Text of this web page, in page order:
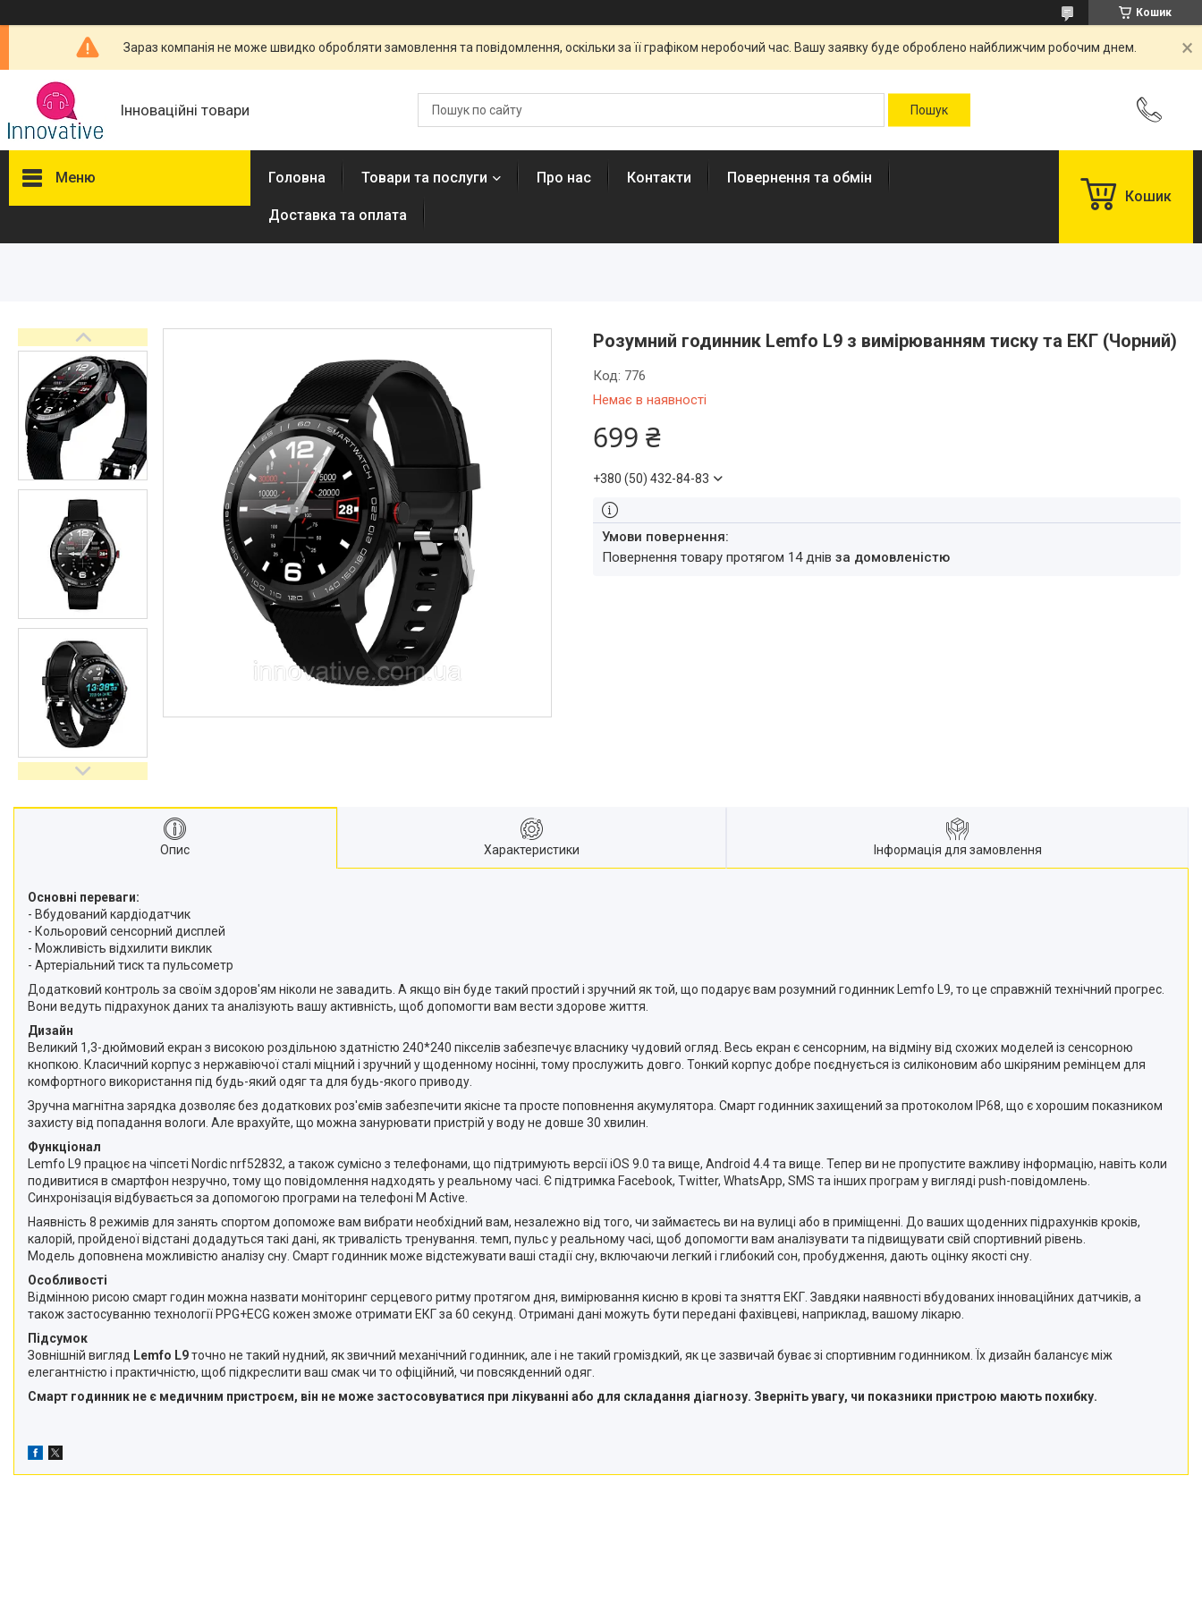
Кошик
Зараз компанія не може швидко обробляти замовлення та повідомлення, оскільки за її графіком неробочий час. Вашу заявку буде оброблено найближчим робочим днем.
Інноваційні товари
Меню
Доставка та оплата
Повернення та обмін
Головна Товари та послуги Про нас Контакти Повернення та обмін
Доставка та оплата
Кошик
Розумний годинник Lemfo L9 з вимірюванням тиску та ЕКГ (Чорний)
Немає в наявності
Код: 776
699 ₴
+380 (50) 432-84-83
повернення товару протягом 14 днів за домовленістю
Опис Характеристики Інформація для замовлення
Основні переваги:
- Вбудований кардіодатчик
- Кольоровий сенсорний дисплей
- Можливість відхилити виклик
- Артеріальний тиск та пульсометр
Додатковий контроль за своїм здоров'ям ніколи не завадить. А якщо він буде такий простий і зручний як той, що подарує вам розумний годинник Lemfo L9, то це справжній технічний прогрес.
Вони ведуть підрахунок даних та аналізують вашу активність, щоб допомогти вам вести здорове життя.
Дизайн
Великий 1,3-дюймовий екран з високою роздільною здатністю 240*240 пікселів забезпечує власнику чудовий огляд. Весь екран є сенсорним, на відміну від схожих моделей із сенсорною
кнопкою. Класичний корпус з нержавіючої сталі міцний і зручний у щоденному носінні, тому прослужить довго. Тонкий корпус добре поєднується із силіконовим або шкіряним ремінцем для
комфортного використання під будь-який одяг та для будь-якого приводу.
Зручна магнітна зарядка дозволяє без додаткових роз'ємів забезпечити якісне та просте поповнення акумулятора. Смарт годинник захищений за протоколом IP68, що є хорошим показником
захисту від попадання вологи. Але врахуйте, що можна занурювати пристрій у воду не довше 30 хвилин.
Функціонал
Lemfo L9 працює на чіпсеті Nordic nrf52832, а також сумісно з телефонами, що підтримують версії iOS 9.0 та вище, Android 4.4 та вище. Тепер ви не пропустите важливу інформацію, навіть коли
подивитися в смартфон незручно, тому що повідомлення надходять у реальному часі. Є підтримка Facebook, Twitter, WhatsApp, SMS та інших програм у вигляді push-повідомлень.
Синхронізація відбувається за допомогою програми на телефоні M Active.
Наявність 8 режимів для занять спортом допоможе вам вибрати необхідний вам, незалежно від того, чи займаєтесь ви на вулиці або в приміщенні. До ваших щоденних підрахунків кроків,
калорій, пройденої відстані додадуться такі дані, як тривалість тренування. темп, пульс у реальному часі, щоб допомогти вам аналізувати та підвищувати свій спортивний рівень.
Модель доповнена можливістю аналізу сну. Смарт годинник може відстежувати ваші стадії сну, включаючи легкий і глибокий сон, пробудження, дають оцінку якості сну.
Особливості
Відмінною рисою смарт годин можна назвати моніторинг серцевого ритму протягом дня, вимірювання кисню в крові та зняття ЕКГ. Завдяки наявності вбудованих інноваційних датчиків, а
також застосуванню технології PPG+ECG кожен зможе отримати ЕКГ за 60 секунд. Отримані дані можуть бути передані фахівцеві, наприклад, вашому лікарю.
Підсумок
Зовнішній вигляд Lemfo L9точно не такий нудний, як звичний механічний годинник, але і не такий громіздкий, як це зазвичай буває зі спортивним годинником. Їх дизайн балансує між
елегантністю і практичністю, щоб підкреслити ваш смак чи то офіційний, чи повсякденний одяг.
Смарт годинник не є медичним пристроєм, він не може застосовуватися при лікуванні або для складання діагнозу. Зверніть увагу, чи показники пристрою мають похибку.